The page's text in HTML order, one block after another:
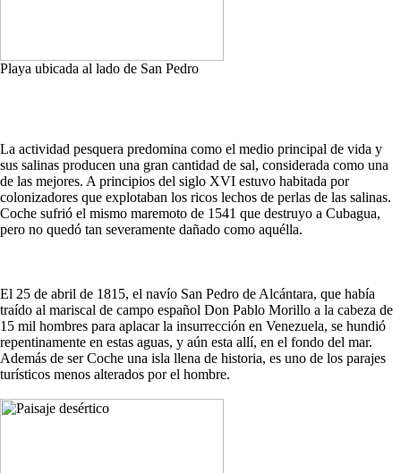
Playa ubicada al lado de San Pedro
La actividad pesquera predomina como el medio principal de vida y
sus salinas producen una gran cantidad de sal, considerada como una
de las mejores. A principios del siglo XVI estuvo habitada por
colonizadores que explotaban los ricos lechos de perlas de las salinas.
Coche sufrió el mismo maremoto de 1541 que destruyo a Cubagua,
pero no quedó tan severamente dañado como aquélla.
El 25 de abril de 1815, el navío San Pedro de Alcántara, que había
traído al mariscal de campo español Don Pablo Morillo a la cabeza de
15 mil hombres para aplacar la insurrección en Venezuela, se hundió
repentinamente en estas aguas, y aún esta allí, en el fondo del mar.
Además de ser Coche una isla llena de historia, es uno de los parajes
turísticos menos alterados por el hombre.